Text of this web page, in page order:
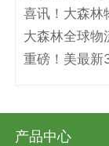
大森林全球物
重磅！美最新
产品中心